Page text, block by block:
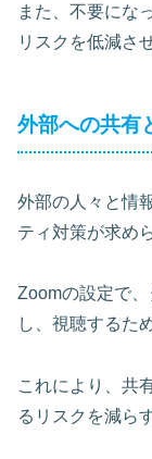
また、不要にな
リスクを低減さ
外部への共有
外部の人々と情
ティ対策が求め
Zoomの設定で
し、視聴するた
これにより、共
るリスクを減ら